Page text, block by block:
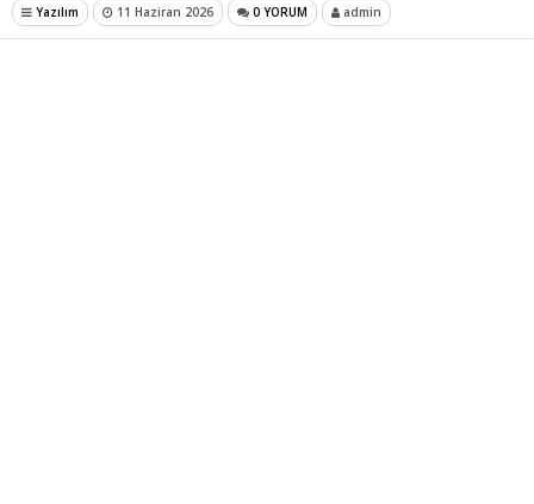
Yazılım 11 Haziran 2026 0 YORUM admin